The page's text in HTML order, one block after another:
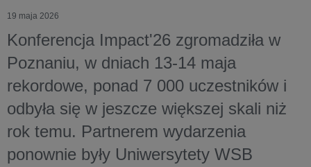
19 maja 2026
Konferencja Impact'26 zgromadziła w
Poznaniu, w dniach 13-14 maja
rekordowe, ponad 7 000 uczestników i
odbyła się w jeszcze większej skali niż
rok temu. Partnerem wydarzenia
ponownie były Uniwersytety WSB